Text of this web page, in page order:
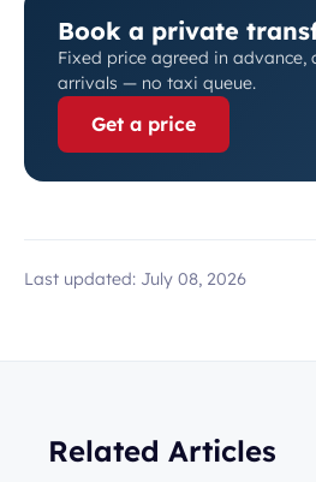
Book a private
Fixed price agreed in advance,
arrivals — no taxi queue.
Get a price
Last updated: July 08, 2026
Related Articles